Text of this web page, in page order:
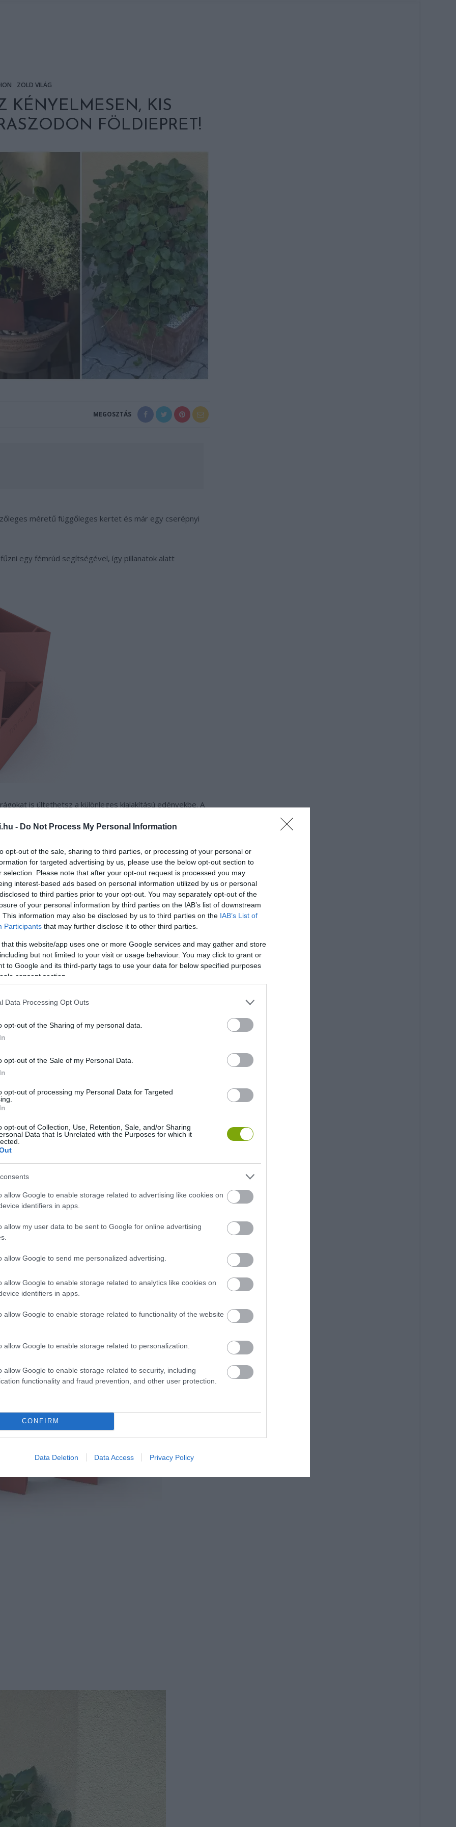
- Do Not Process My Personal Information
opt-out of the sale, sharing to third parties, or processing of your personal or
for targeted advertising by us, please use the below opt-out section to
selection. Please note that after your opt-out request is processed you may
interest-based ads based on personal information utilized by us or personal
to third parties prior to your opt-out. You may separately opt-out of the
of your personal information by third parties on the IAB’s list of downstream
This information may also be disclosed by us to third parties on the IAB’s List of
Participants that may further disclose it to other third parties.
that this website/app uses one or more Google services and may gather and store
but not limited to your visit or usage behaviour. You may click to grant or
to Google and its third-party tags to use your data for below specified purposes
consent section.
Data Processing Opt Outs
opt-out of the Sharing of my personal data.
opt-out of the Sale of my Personal Data.
opt-out of processing my Personal Data for Targeted
opt-out of Collection, Use, Retention, Sale, and/or Sharing
Data that Is Unrelated with the Purposes for which it
allow Google to enable storage related to advertising like cookies on
identifiers in apps.
allow my user data to be sent to Google for online advertising
allow Google to send me personalized advertising.
allow Google to enable storage related to analytics like cookies on
identifiers in apps.
allow Google to enable storage related to functionality of the website
allow Google to enable storage related to personalization.
allow Google to enable storage related to security, including
functionality and fraud prevention, and other user protection.
CONFIRM
Data Deletion Data Access Privacy Policy
ZÖLD VILÁG
KÉNYELMESEN, KIS
FÖLDIEPRET!
MEGOSZTÁS
méretű függőleges kertet és már egy cserépnyi
egy fémrúd segítségével, így pillanatok alatt
is ültethetsz a különleges kialakítású edényekbe. A
szeretnél az étkezőasztalodon, így mindig
családi ebéd vagy egy baráti vacsora.
is. A kialakításának csak a fantáziád és a